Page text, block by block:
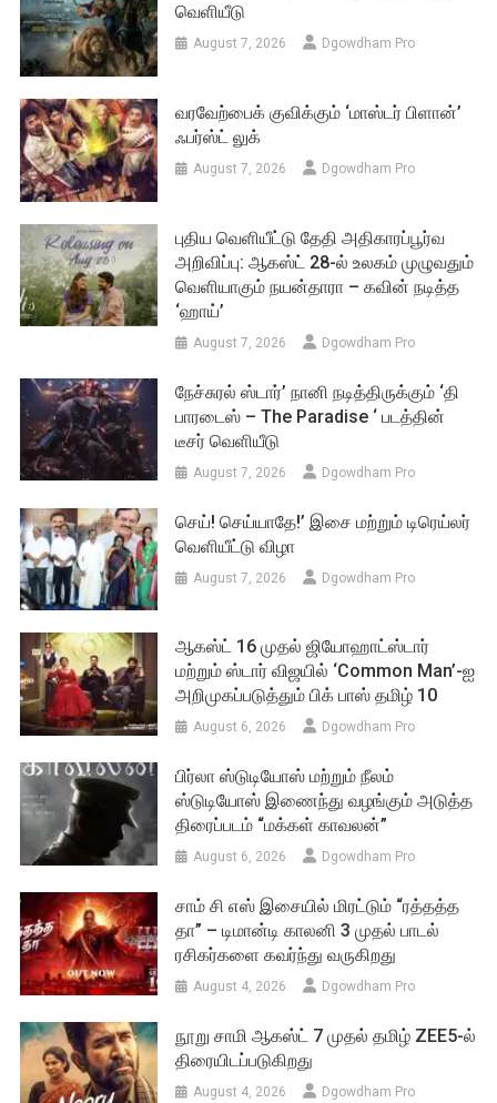
வெளியீடு
August 7, 2026 Dgowdham Pro
வரவேற்பைக் குவிக்கும் ‘மாஸ்டர் பிளான்’
ஃபர்ஸ்ட் லுக்
August 7, 2026 Dgowdham Pro
புதிய வெளியீட்டு தேதி அதிகாரப்பூர்வ
அறிவிப்பு: ஆகஸ்ட் 28-ல் உலகம் முழுவதும்
வெளியாகும் நயன்தாரா – கவின் நடித்த
‘ஹாய்’
August 7, 2026 Dgowdham Pro
நேச்சுரல் ஸ்டார்’ நானி நடித்திருக்கும் ‘தி
பாரடைஸ் – The Paradise ‘ படத்தின்
டீசர் வெளியீடு
August 7, 2026 Dgowdham Pro
செய்! செய்யாதே!’ இசை மற்றும் டிரெய்லர்
வெளியீட்டு விழா
August 7, 2026 Dgowdham Pro
ஆகஸ்ட் 16 முதல் ஜியோஹாட்ஸ்டார்
மற்றும் ஸ்டார் விஜயில் ‘Common Man’-ஐ
அறிமுகப்படுத்தும் பிக் பாஸ் தமிழ் 10
August 6, 2026 Dgowdham Pro
பிர்லா ஸ்டுடியோஸ் மற்றும் நீலம்
ஸ்டுடியோஸ் இணைந்து வழங்கும் அடுத்த
திரைப்படம் “மக்கள் காவலன்”
August 6, 2026 Dgowdham Pro
சாம் சி எஸ் இசையில் மிரட்டும் “ரத்தத்த
தா” – டிமான்டி காலனி 3 முதல் பாடல்
ரசிகர்களை கவர்ந்து வருகிறது
August 4, 2026 Dgowdham Pro
நூறு சாமி ஆகஸ்ட் 7 முதல் தமிழ் ZEE5-ல்
திரையிடப்படுகிறது
August 4, 2026 Dgowdham Pro